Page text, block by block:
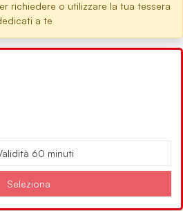
richiedere o utilizzare la tua tessera
a te
60 minuti
Seleziona